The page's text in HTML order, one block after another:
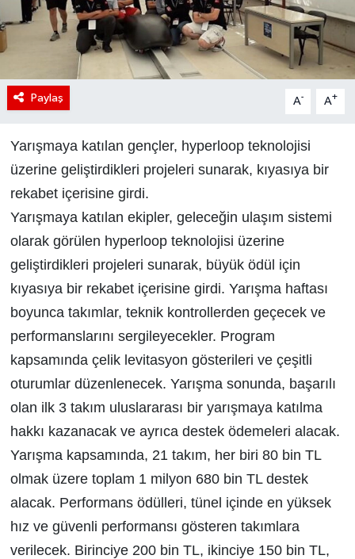
Paylaş A- A+
Yarışmaya katılan gençler, hyperloop teknolojisi
üzerine geliştirdikleri projeleri sunarak, kıyasıya bir
rekabet içerisine girdi.
Yarışmaya katılan ekipler, geleceğin ulaşım sistemi
olarak görülen hyperloop teknolojisi üzerine
geliştirdikleri projeleri sunarak, büyük ödül için
kıyasıya bir rekabet içerisine girdi. Yarışma haftası
boyunca takımlar, teknik kontrollerden geçecek ve
performanslarını sergileyecekler. Program
kapsamında çelik levitasyon gösterileri ve çeşitli
oturumlar düzenlenecek. Yarışma sonunda, başarılı
olan ilk 3 takım uluslararası bir yarışmaya katılma
hakkı kazanacak ve ayrıca destek ödemeleri alacak.
Yarışma kapsamında, 21 takım, her biri 80 bin TL
olmak üzere toplam 1 milyon 680 bin TL destek
alacak. Performans ödülleri, tünel içinde en yüksek
hız ve güvenli performansı gösteren takımlara
verilecek. Birinciye 200 bin TL, ikinciye 150 bin TL,